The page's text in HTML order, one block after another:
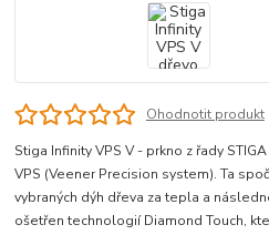
Ohodnotit produkt
Stiga Infinity VPS V - prkno z řady
VPS (Veener Precision system). Ta
vybraných dýh dřeva za tepla a
ošetřen technologií Diamond Touch,